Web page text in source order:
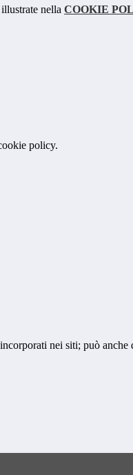
nella COOKIE
policy.
nei siti; può